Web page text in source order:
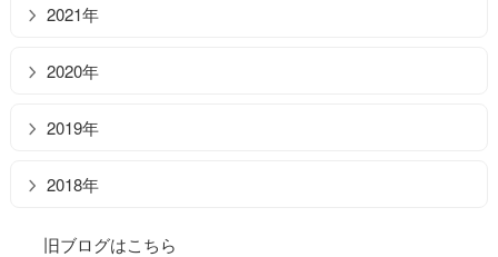
2021年
2020年
2019年
2018年
旧ブログはこちら